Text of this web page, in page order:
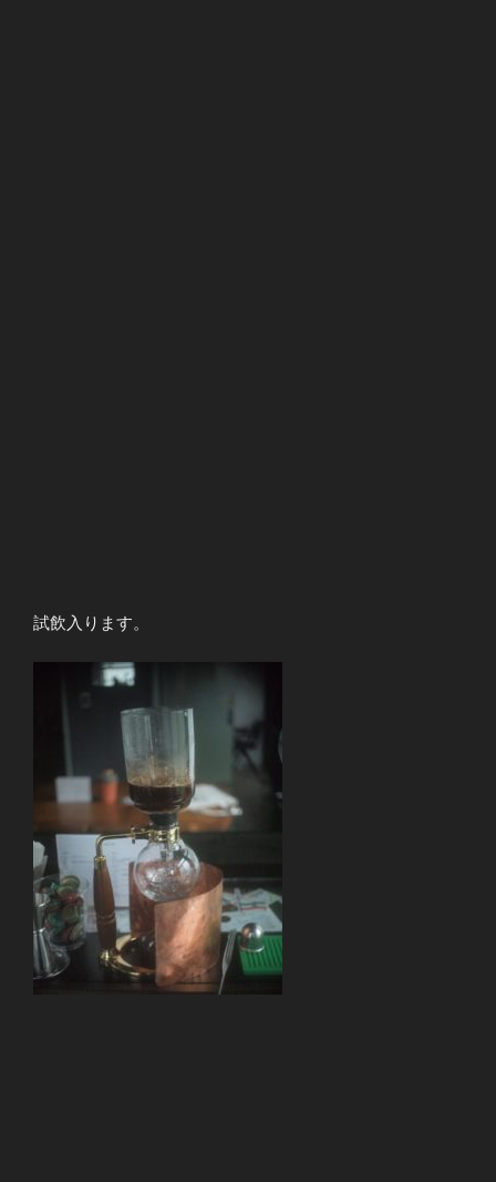
試飲入ります。